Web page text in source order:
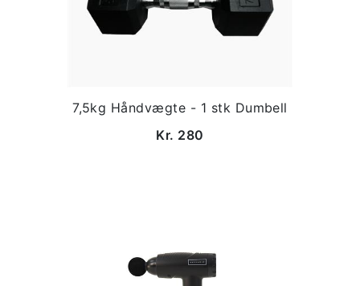
7,5kg Håndvægte - 1 stk Dumbell
Kr. 280